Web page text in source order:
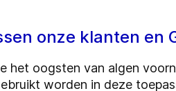
onze klanten en
het oogsten van algen
worden in deze